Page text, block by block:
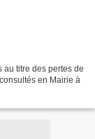
au titre des pertes de
en Mairie à